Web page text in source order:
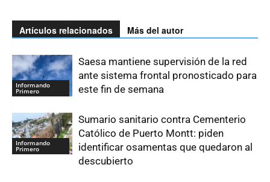
Artículos relacionados Más del autor
Informando
Primero
Saesa mantiene supervisión de la red
ante sistema frontal pronosticado para
este fin de semana
Informando
Primero
Sumario sanitario contra Cementerio
Católico de Puerto Montt: piden
identificar osamentas que quedaron al
descubierto